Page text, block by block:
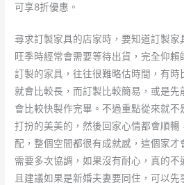
可享8折優惠。
尋求訂製家具的店家時，要知道訂製家
旺季時經常會需要等待出貨，完全仰
訂製的家具，往往很難略估時間，有時
就會比較長，而訂製比較簡易，或是
會比較快製作完畢。不過重點從來就不
打扮的美美的，然後回家心情都會順暢
配，整個空間都很有成就感，這個家才
需要多次協調，如果沒有耐心，真的不
且建議如果是新婚夫妻要同住，可以